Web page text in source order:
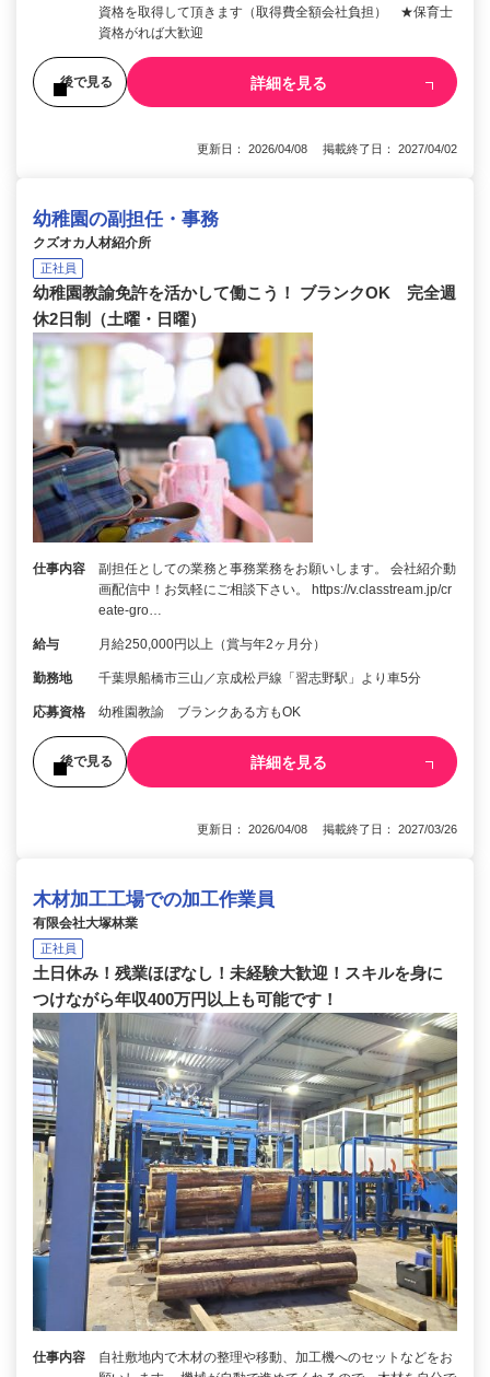
資格を取得して頂きます（取得費全額会社負担） ★保育士
資格がれば大歓迎
後で見る 詳細を見る
更新日： 2026/04/08 掲載終了日： 2027/04/02
幼稚園の副担任・事務
クズオカ人材紹介所
正社員
幼稚園教諭免許を活かして働こう！ ブランクOK 完全週
休2日制（土曜・日曜）
仕事内容
副担任としての業務と事務業務をお願いします。 会社紹介動
画配信中！お気軽にご相談下さい。 https://v.classtream.jp/cr
eate-gro…
給与 月給250,000円以上（賞与年2ヶ月分）
勤務地 千葉県船橋市三山／京成松戸線「習志野駅」より車5分
応募資格 幼稚園教諭 ブランクある方もOK
後で見る 詳細を見る
更新日： 2026/04/08 掲載終了日： 2027/03/26
木材加工工場での加工作業員
有限会社大塚林業
正社員
土日休み！残業ほぼなし！未経験大歓迎！スキルを身に
つけながら年収400万円以上も可能です！
仕事内容
自社敷地内で木材の整理や移動、加工機へのセットなどをお